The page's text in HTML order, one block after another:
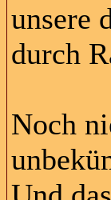
unsere
durch
Noch